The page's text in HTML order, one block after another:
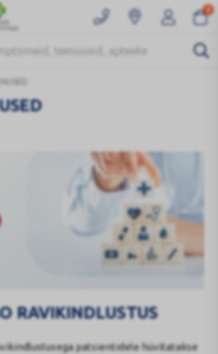
0
RAVIKINDLUSTUS
patsientidele hüvitatakse